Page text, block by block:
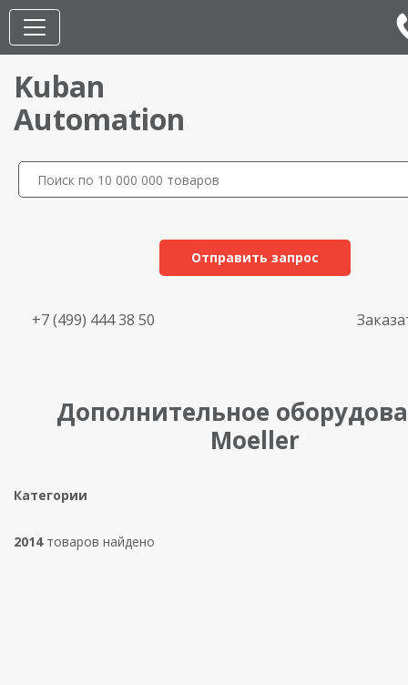
Kuban
Automation
Отправить запрос
+7 (499) 444 38 50
Дополнительное
Moeller
Категории
2014товаров найдено